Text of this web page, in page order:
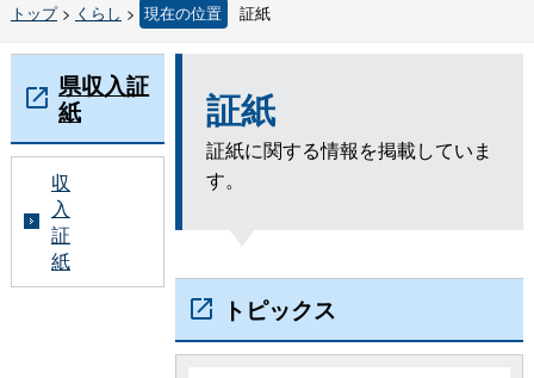
トップ> くらし > 現在の位置 証紙
証紙
証紙に関する情報を掲載していま
す。
トピックス
県収入証
紙
収
入
証
紙